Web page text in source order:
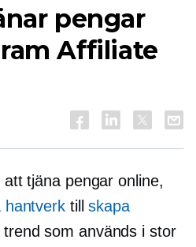
pengar
Affiliate
tjäna pengar online,
hantverk tillskapa
som används i stor